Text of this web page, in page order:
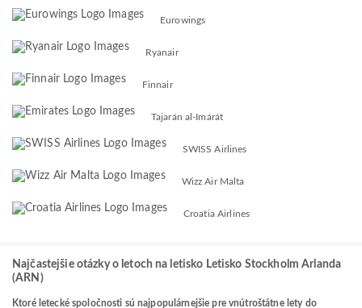
Eurowings
Ryanair
Finnair
Tajarán al-Imárát
SWISS Airlines
Wizz Air Malta
Croatia Airlines
Najčastejšie otázky o letoch na letisko Letisko Stockholm Arlanda
(ARN)
Ktoré letecké spoločnosti sú najpopulárnejšie pre vnútroštátne lety do